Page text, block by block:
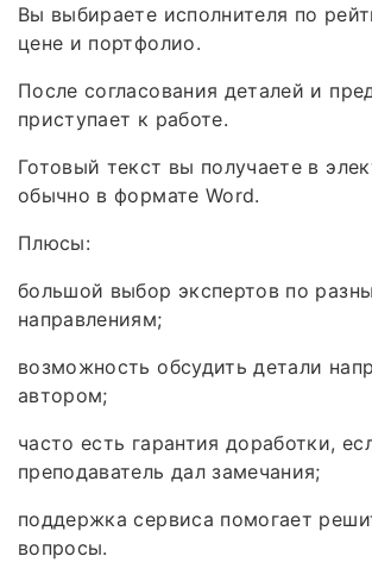
Вы выбираете исполнителя по
цене и портфолио.
После согласования деталей и
приступает к работе.
Готовый текст вы получаете в
обычно в формате Word.
Плюсы:
большой выбор экспертов по
направлениям;
возможность обсудить детали
автором;
часто есть гарантия доработки,
преподаватель дал замечания;
поддержка сервиса помогает
вопросы.